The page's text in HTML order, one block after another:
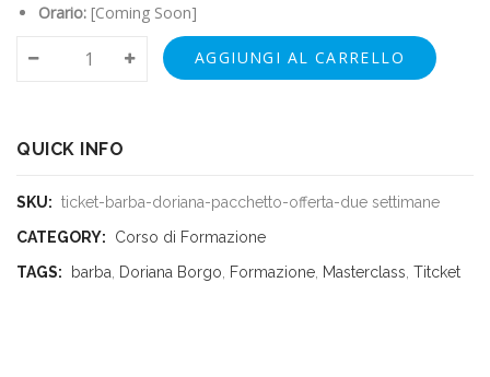
Orario: [Coming Soon]
AGGIUNGI AL CARRELLO
QUICK INFO
SKU: ticket-barba-doriana-pacchetto-offerta-due settimane
CATEGORY:
Corso di Formazione
TAGS:
barba Doriana Borgo Formazione Masterclass Titcket